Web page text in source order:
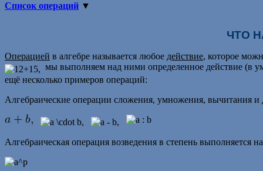
Список операций ▼
ЧТО
Операцией в алгебре называется любое действие, которое
мы выполняем над ними определенное действие (в
ещё несколько примеров операций:
Алгебраические операции сложения, умножения, вычитания
Алгебраическая операция возведения в степень выполняется